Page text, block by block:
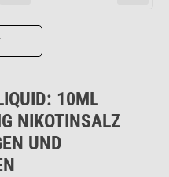
10ML
NIKOTINSALZ
UND F